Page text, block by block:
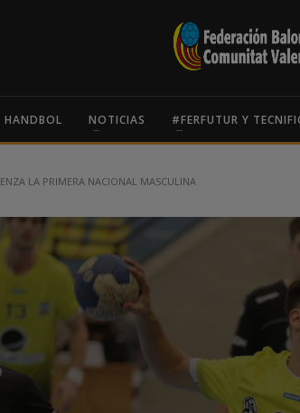
HANDBOL NOTICIAS #FERFUTUR Y
LA PRIMERA NACIONAL MASCULINA